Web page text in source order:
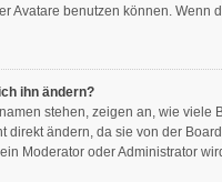
Avatare benutzen können.
ihn ändern?
stehen, zeigen an, wie
direkt ändern, da sie von der
Moderator oder Administrator